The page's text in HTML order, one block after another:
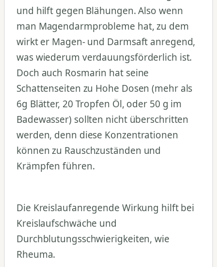
und hilft gegen Blähungen. Also wenn
man Magendarmprobleme hat, zu dem
wirkt er Magen- und Darmsaft anregend,
was wiederum verdauungsförderlich ist.
Doch auch Rosmarin hat seine
Schattenseiten zu Hohe Dosen (mehr als
6g Blätter, 20 Tropfen Öl, oder 50 g im
Badewasser) sollten nicht überschritten
werden, denn diese Konzentrationen
können zu Rauschzuständen und
Krämpfen führen.
Die Kreislaufanregende Wirkung hilft bei
Kreislaufschwäche und
Durchblutungsschwierigkeiten, wie
Rheuma.